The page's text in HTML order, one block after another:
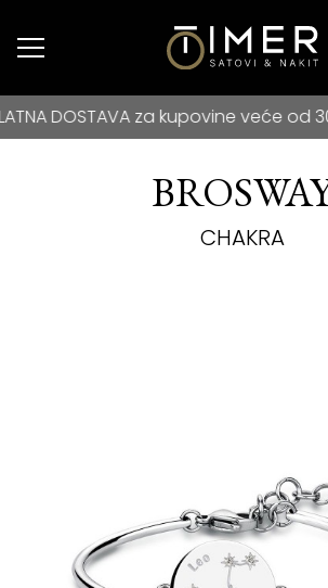
Idi do glavnog
BESPLATNA DOSTAVA za kupovine veće
DOSTAVA za kupovine veće od 3000 rsd
CHAKRA